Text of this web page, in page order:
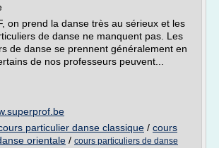
on prend la danse très au sérieux et les
de danse ne manquent pas. Les
de danse se prennent généralement en
de nos professeurs peuvent...
particulier danse classique / cours
orientale / cours particuliers de danse